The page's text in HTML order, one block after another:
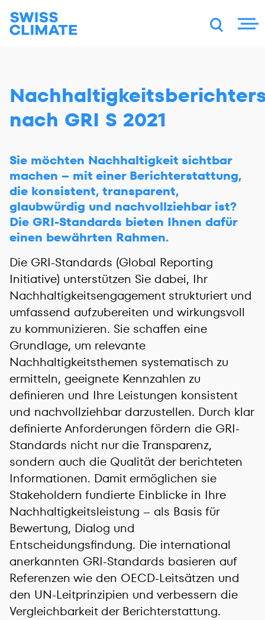
DE FR EN
nach GRI S 2021
Sie möchten Nachhaltigkeit sichtbar
machen – mit einer Berichterstattung,
die konsistent, transparent,
glaubwürdig und nachvollziehbar ist?
Die GRI-Standards bieten Ihnen dafür
einen bewährten Rahmen.
Die GRI-Standards (Global Reporting
Initiative) unterstützen Sie dabei, Ihr
Nachhaltigkeitsengagement strukturiert und
umfassend aufzubereiten und wirkungsvoll
zu kommunizieren. Sie schaffen eine
Grundlage, um relevante
Nachhaltigkeitsthemen systematisch zu
ermitteln, geeignete Kennzahlen zu
definieren und Ihre Leistungen konsistent
und nachvollziehbar darzustellen. Durch klar
definierte Anforderungen fördern die GRI-
Standards nicht nur die Transparenz,
sondern auch die Qualität der berichteten
Informationen. Damit ermöglichen sie
Stakeholdern fundierte Einblicke in Ihre
Nachhaltigkeitsleistung – als Basis für
Bewertung, Dialog und
Entscheidungsfindung. Die international
anerkannten GRI-Standards basieren auf
Referenzen wie den OECD-Leitsätzen und
den UN-Leitprinzipien und verbessern die
Vergleichbarkeit der Berichterstattung.